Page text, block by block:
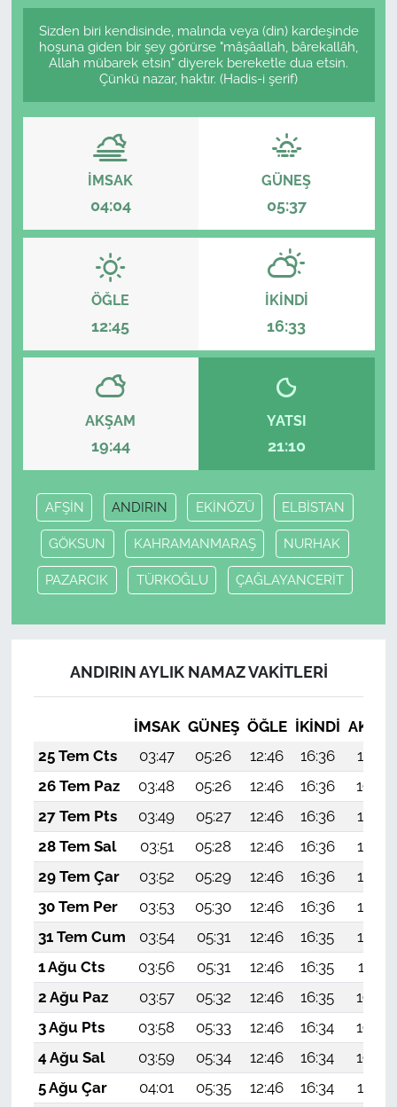
Sizden biri kendisinde, malında veya (din) kardeşinde
hoşuna giden bir şey görürse "mâşâallah, bârekallâh,
Allah mübarek etsin" diyerek bereketle dua etsin.
Çünkü nazar, haktır. (Hadis-i şerif)
İMSAK
04:04
GÜNEŞ
05:37
ÖĞLE
12:45
İKINDI
16:33
AKŞAM
19:44
YATSI
21:10
AFŞİN ANDIRIN EKİNÖZÜ ELBİSTAN
GÖKSUN KAHRAMANMARAŞ NURHAK
PAZARCIK TÜRKOĞLU ÇAĞLAYANCERİT
ANDIRIN AYLIK NAMAZ VAKITLERI
İMSAK GÜNEŞ ÖĞLE İKINDI
25 Tem Cts
03:47 05:26 12:46 16:36
19:57
26 Tem Paz
03:48 05:26 12:46 16:36
19:56
27 Tem Pts
03:49 05:27 12:46 16:36
19:55
28 Tem Sal
03:51 05:28 12:46 16:36
19:54
29 Tem Çar
03:52 05:29 12:46 16:36
19:54
30 Tem Per
03:53 05:30 12:46 16:36
19:53
31 Tem Cum
03:54 05:31 12:46 16:35
19:52
1 Ağu Cts
03:56 05:31 12:46 16:35
19:51
2 Ağu Paz
03:57 05:32 12:46 16:35
19:50
3 Ağu Pts
03:58 05:33 12:46 16:34
19:49
4 Ağu Sal
03:59 05:34 12:46 16:34
19:48
5 Ağu Çar
04:01 05:35 12:46 16:34
19:47